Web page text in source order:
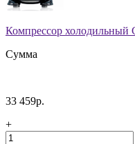
Компрессор холодильный
Сумма
33 459р.
+